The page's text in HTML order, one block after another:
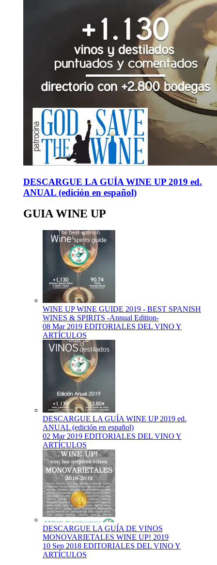
DESCARGUE LA GUÍA WINE UP 2019 ed.
ANUAL (edición en español)
GUIA WINE UP
WINE UP WINE GUIDE 2019 - BEST SPANISH
WINES & SPIRITS -Annual Edition-
08 Mar 2019 EDITORIALES DEL VINO Y
ARTÍCULOS
DESCARGUE LA GUÍA WINE UP 2019 ed.
ANUAL (edición en español)
02 Mar 2019 EDITORIALES DEL VINO Y
ARTÍCULOS
DESCARGUE LA GUÍA DE VINOS
MONOVARIETALES WINE UP! 2019
10 Sep 2018 EDITORIALES DEL VINO Y
ARTÍCULOS